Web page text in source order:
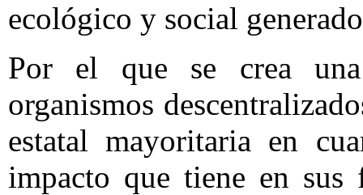
ecológico y social
Por el que se crea
organismos
estatal mayoritaria en
impacto que tiene en sus